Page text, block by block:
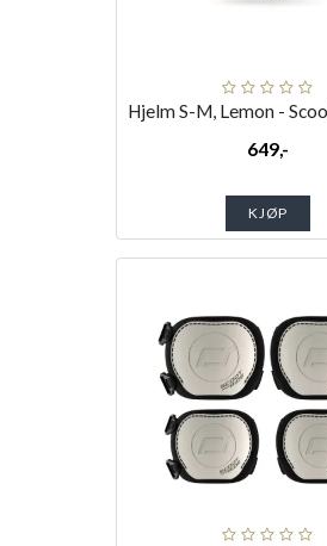
Hjelm S-M, Lemon -
649,-
KJØP